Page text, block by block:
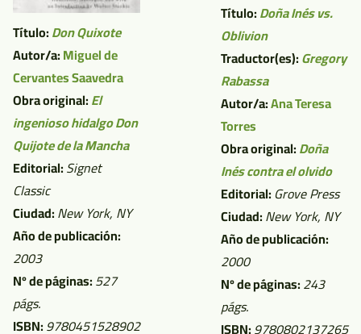
Título:Don Quixote
Autor/a:Miguel de
Cervantes Saavedra
Obra original:El
ingenioso hidalgo Don
Quijote de la Mancha
Editorial:Signet
Classic
Ciudad:New York, NY
Año de publicación:
2003
Nº de páginas:527
págs.
ISBN:9780451528902
Título:Doña Inés vs.
Oblivion
Traductor(es):Gregory
Rabassa
Autor/a:Ana Teresa
Torres
Obra original:Doña
Inés contra el olvido
Editorial:Grove Press
Ciudad:New York, NY
Año de publicación:
2000
Nº de páginas:243
págs.